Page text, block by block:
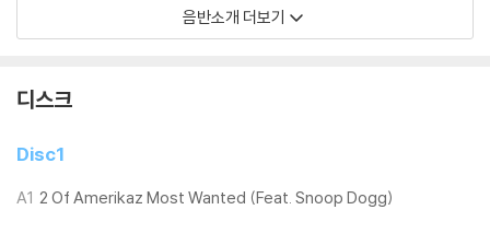
2) 디스크 라벨은 공정상 매끄럽게 부착되지 않을 수도 있으며 겉포장 비
닐은 품질보증대상이 아닙니다.
4) 디지털 다운로드 코드는 본사에서 공지 없이 증정 종료될 수 있습니다.
※ 재생 불량
모델) 다이내믹 사운드의 편차가 큰 트랙을 재생할 때 이상 현상이 발생할
음반소개 더보기
디스크
Disc1
A1 2 Of Amerikaz Most Wanted (Feat. Snoop Dogg)